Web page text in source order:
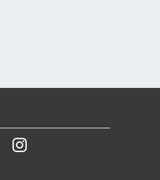
YoutubeInstagram